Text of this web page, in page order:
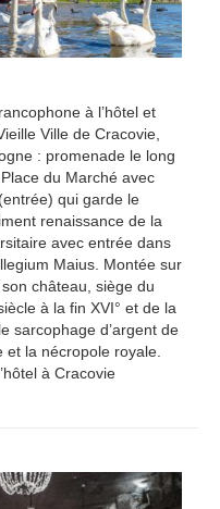
à l’hôtel et
Ville de Cracovie,
: promenade le long
du Marché avec
qui garde le
renaissance de la
avec entrée dans
Maius. Montée sur
château, siège du
à la fin XVI° et de la
sarcophage d’argent de
et la nécropole royale.
à Cracovie